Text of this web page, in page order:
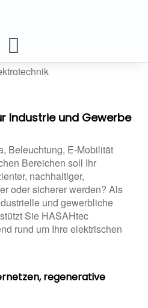
Industrie und Gewerbe
Beleuchtung, E-Mobilität
Bereichen soll Ihr
nachhaltiger,
oder sicherer werden? Als
und gewerbliche
Sie HASAHtec
rund um Ihre elektrischen
regenerative